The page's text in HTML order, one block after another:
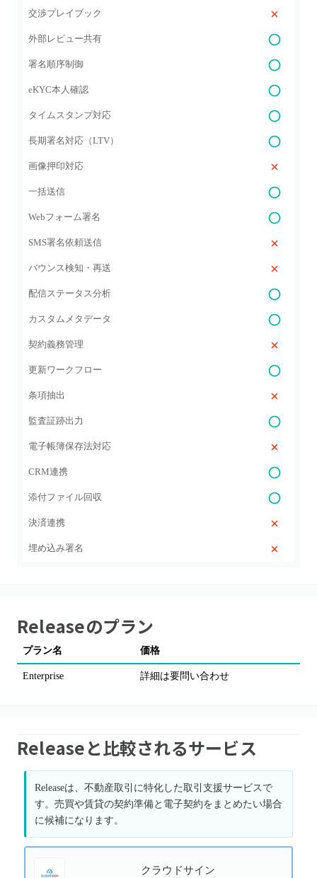
交渉プレイブック
外部レビュー共有
署名順序制御
eKYC本人確認
タイムスタンプ対応
長期署名対応（LTV）
画像押印対応
一括送信
Webフォーム署名
SMS署名依頼送信
バウンス検知・再送
配信ステータス分析
カスタムメタデータ
契約義務管理
更新ワークフロー
条項抽出
監査証跡出力
電子帳簿保存法対応
CRM連携
添付ファイル回収
決済連携
埋め込み署名
Releaseのプラン
プラン名 価格
Enterprise 詳細は要問い合わせ
Releaseと比較されるサービス
Releaseは、不動産取引に特化した取引支援サービスで
す。売買や賃貸の契約準備と電子契約をまとめたい場合
に候補になります。
クラウドサイン